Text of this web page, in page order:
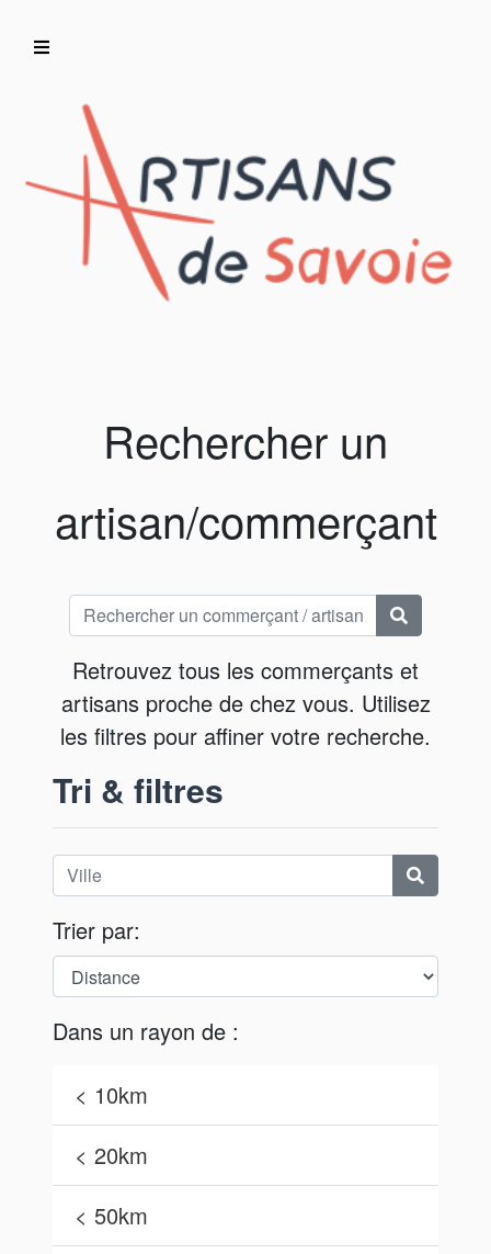
Accueil
Artisans/Commerçants
Rechercher un
artisan/commerçant
Retrouvez tous les commerçants et
artisans proche de chez vous. Utilisez
les filtres pour affiner votre recherche.
Tri & filtres
Trier par:
Dans un rayon de :
< 10km
< 20km
< 50km